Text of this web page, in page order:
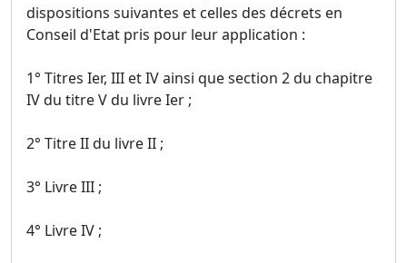
dispositions suivantes et celles des décrets en
Conseil d'Etat pris pour leur application :
1° Titres Ier, III et IV ainsi que section 2 du chapitre
IV du titre V du livre Ier ;
2° Titre II du livre II ;
3° Livre III ;
4° Livre IV ;